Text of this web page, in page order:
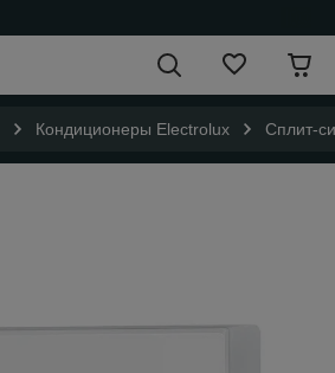
Кондиционеры Electrolux Сплит-